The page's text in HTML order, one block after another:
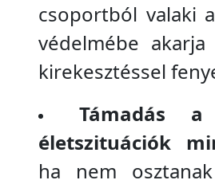
csoportból valaki
védelmébe
kirekesztéssel
Támadás
életszituációk
ha nem